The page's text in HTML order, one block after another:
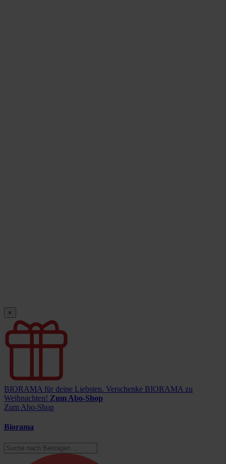
×
BIORAMA für deine Liebsten. Verschenke BIORAMA zu
Weihnachten! Zum Abo-Shop
Zum Abo-Shop
Biorama